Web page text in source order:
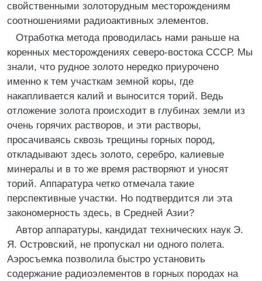
свойственными золоторудным месторождениям
соотношениями радиоактивных элементов.
Отработка метода проводилась нами раньше на
коренных месторождениях северо-востока СССР. Мы
знали, что рудное золото нередко приурочено
именно к тем участкам земной коры, где
накапливается калий и выносится торий. Ведь
отложение золота происходит в глубинах земли из
очень горячих растворов, и эти растворы,
просачиваясь сквозь трещины горных пород,
откладывают здесь золото, серебро, калиевые
минералы и в то же время растворяют и уносят
торий. Аппаратура четко отмечала такие
перспективные участки. Но подтвердится ли эта
закономерность здесь, в Средней Азии?
Автор аппаратуры, кандидат технических наук Э.
Я. Островский, не пропускал ни одного полета.
Аэросъемка позволила быстро установить
содержание радиоэлементов в горных породах на